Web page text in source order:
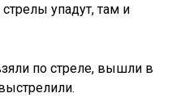
стрелы упадут, там и
по стреле, вышли в